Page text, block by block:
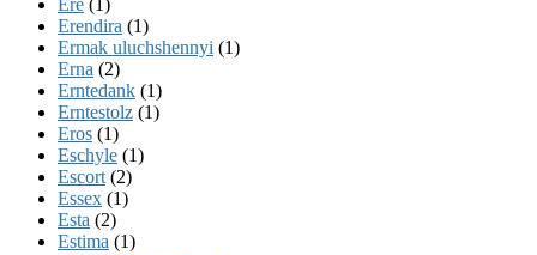
Erendira (1)
Ermak uluchshennyi (1)
Erna (2)
Erntedank (1)
Erntestolz (1)
Eros (1)
Eschyle (1)
Escort (2)
Essex (1)
Esta (2)
Estima (1)